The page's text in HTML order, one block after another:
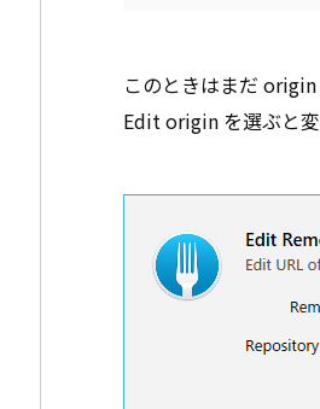
このときはまだ
Edit origin を選ぶと変